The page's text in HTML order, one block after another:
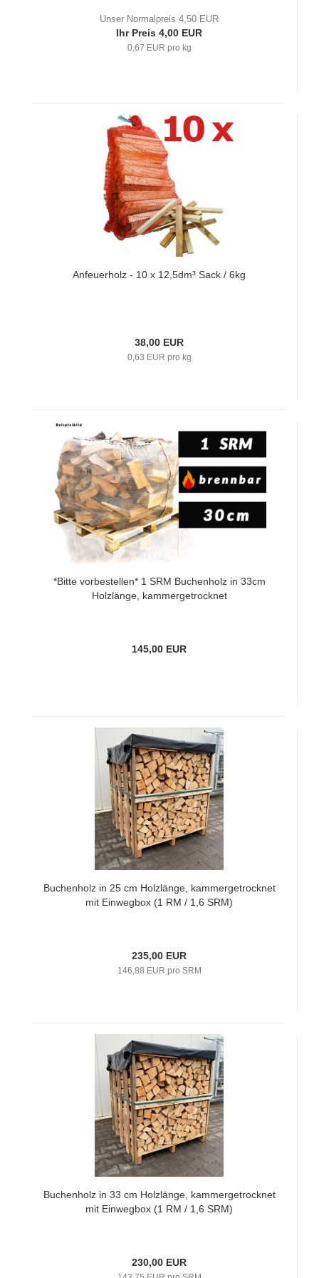
Unser Normalpreis 4,50 EUR
Ihr Preis 4,00 EUR
0,67 EUR pro kg
Anfeuerholz - 10 x 12,5dm³ Sack / 6kg
38,00 EUR
0,63 EUR pro kg
*Bitte vorbestellen* 1 SRM Buchenholz in 33cm
Holzlänge, kammergetrocknet
145,00 EUR
Buchenholz in 25 cm Holzlänge, kammergetrocknet
mit Einwegbox (1 RM / 1,6 SRM)
235,00 EUR
146,88 EUR pro SRM
Buchenholz in 33 cm Holzlänge, kammergetrocknet
mit Einwegbox (1 RM / 1,6 SRM)
230,00 EUR